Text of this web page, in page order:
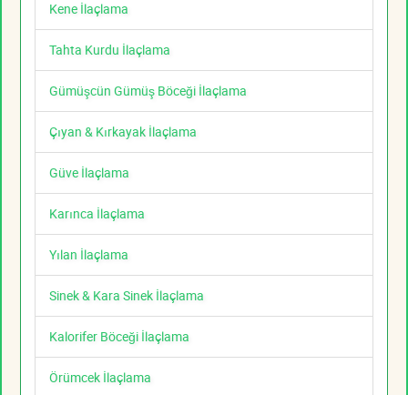
Kene İlaçlama
Tahta Kurdu İlaçlama
Gümüşcün Gümüş Böceği İlaçlama
Çıyan & Kırkayak İlaçlama
Güve İlaçlama
Karınca İlaçlama
Yılan İlaçlama
Sinek & Kara Sinek İlaçlama
Kalorifer Böceği İlaçlama
Örümcek İlaçlama